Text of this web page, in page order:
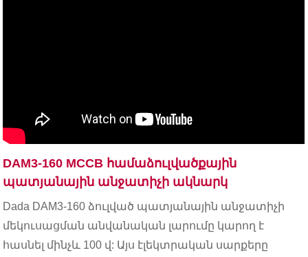
DAM3-160 MCCB համաձուլվածքային
պատյանային անջատիչի ակնարկ
Dada DAM3-160 ձուլված պատյանային անջատիչի
մեկուսացման անվանական լարումը կարող է
հասնել մինչև 100 վ: Այս էլեկտրական սարքերը